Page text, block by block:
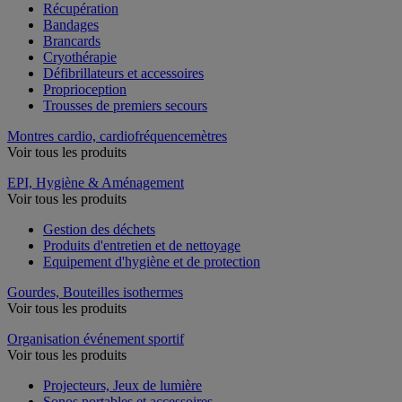
Récupération
Bandages
Brancards
Cryothérapie
Défibrillateurs et accessoires
Proprioception
Trousses de premiers secours
Montres cardio, cardiofréquencemètres
Voir tous les produits
EPI, Hygiène & Aménagement
Voir tous les produits
Gestion des déchets
Produits d'entretien et de nettoyage
Equipement d'hygiène et de protection
Gourdes, Bouteilles isothermes
Voir tous les produits
Organisation événement sportif
Voir tous les produits
Projecteurs, Jeux de lumière